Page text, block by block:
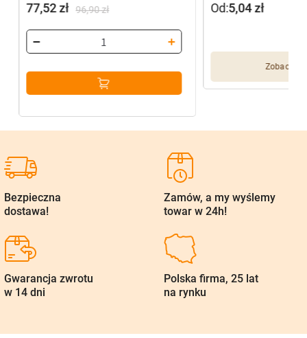
96,90zł
cena
wynosiła:
96,90 zł.
77,52zł
cena
wynosi:
77,52 zł.
Zobacz
Od:5,04zł
Bezpieczna
dostawa!
Zamów, a my wyślemy
towar w 24h!
Gwarancja zwrotu
w 14 dni
Polska firma, 25 lat
na rynku